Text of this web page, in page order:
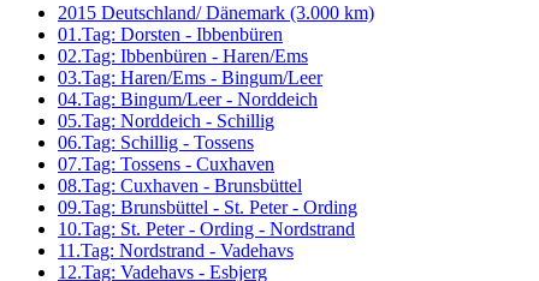
2015 Deutschland/ Dänemark (3.000 km)
01.Tag: Dorsten - Ibbenbüren
02.Tag: Ibbenbüren - Haren/Ems
03.Tag: Haren/Ems - Bingum/Leer
04.Tag: Bingum/Leer - Norddeich
05.Tag: Norddeich - Schillig
06.Tag: Schillig - Tossens
07.Tag: Tossens - Cuxhaven
08.Tag: Cuxhaven - Brunsbüttel
09.Tag: Brunsbüttel - St. Peter - Ording
10.Tag: St. Peter - Ording - Nordstrand
11.Tag: Nordstrand - Vadehavs
12.Tag: Vadehavs - Esbjerg